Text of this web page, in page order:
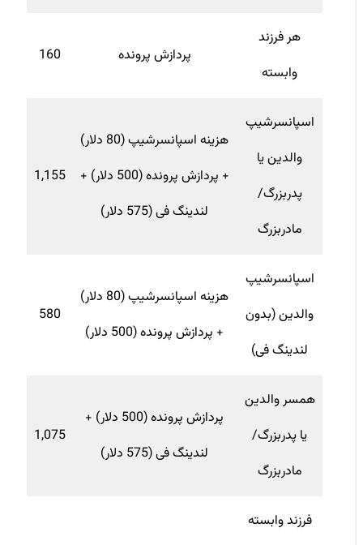
هر فرزند
وابسته
پردازش پرونده 160
اسپانسرشیپ
والدین یا
پدربزرگ/
مادربزرگ
هزینه اسپانسرشیپ (80 دلار)
+ پردازش پرونده (500 دلار) +
لندینگ فی (575 دلار)
1,155
اسپانسرشیپ
والدین (بدون
لندینگ فی)
هزینه اسپانسرشیپ (80 دلار)
+ پردازش پرونده (500 دلار)
580
همسر والدین
یا پدربزرگ/
مادربزرگ
پردازش پرونده (500 دلار) +
لندینگ فی (575 دلار)
1,075
فرزند وابسته